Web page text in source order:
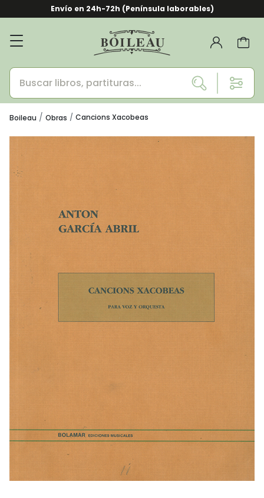
Envío en 24h-72h (Península laborables)
Boileau Obras Cancions Xacobeas